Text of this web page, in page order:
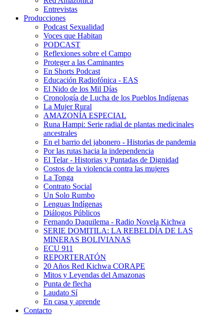
Entrevistas
Producciones
Podcast Sexualidad
Voces que Habitan
PODCAST
Reflexiones sobre el Campo
Proteger a las Caminantes
En Shorts Podcast
Educación Radiofónica - EAS
El Nido de los Mil Días
Cronología de Lucha de los Pueblos Indígenas
La Mujer Rural
AMAZONÍA ESPECIAL
Runa Hampi: Serie radial de plantas medicinales
ancestrales
En el barrio del jabonero - Historias de pandemia
Por las rutas hacia la independencia
El Telar - Historias y Puntadas de Dignidad
Costos de la violencia contra las mujeres
La Tonga
Contrato Social
Un Solo Rumbo
Lenguas Indígenas
Diálogos Públicos
Fernando Daquilema - Radio Novela Kichwa
SERIE DOMITILA: LA REBELDÍA DE LAS
MINERAS BOLIVIANAS
ECU 911
REPORTERATÓN
20 Años Red Kichwa CORAPE
Mitos y Leyendas del Amazonas
Punta de flecha
Laudato Sí
En casa y aprende
Contacto